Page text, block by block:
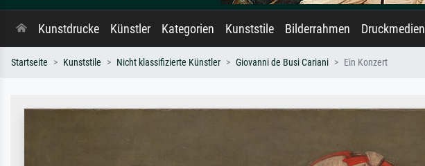
Kunstdrucke Künstler Kategorien Kunststile Bilderrahmen Druckmedien
Startseite Kunststile Nicht klassifizierte Künstler Giovanni de Busi Cariani Ein Konzert